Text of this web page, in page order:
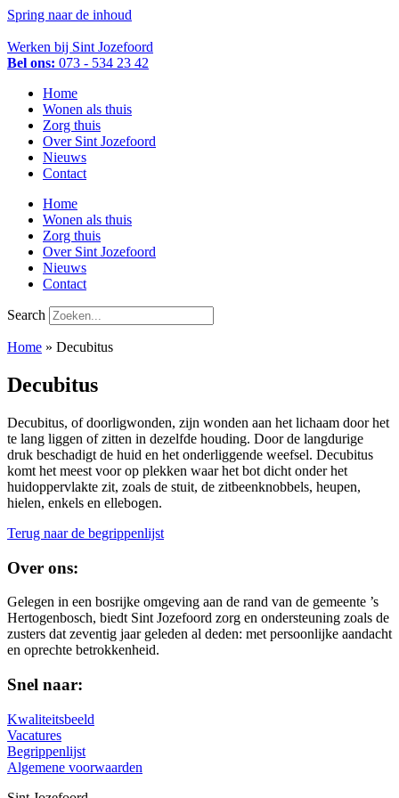
Spring naar de inhoud
Werken bij Sint Jozefoord
Bel ons: 073 - 534 23 42
Home
Wonen als thuis
Zorg thuis
Over Sint Jozefoord
Nieuws
Contact
Home
Wonen als thuis
Zorg thuis
Over Sint Jozefoord
Nieuws
Contact
Search
Home » Decubitus
Decubitus
Decubitus, of doorligwonden, zijn wonden aan het lichaam door het
te lang liggen of zitten in dezelfde houding. Door de langdurige
druk beschadigt de huid en het onderliggende weefsel. Decubitus
komt het meest voor op plekken waar het bot dicht onder het
huidoppervlakte zit, zoals de stuit, de zitbeenknobbels, heupen,
hielen, enkels en ellebogen.
Terug naar de begrippenlijst
Over ons:
Gelegen in een bosrijke omgeving aan de rand van de gemeente ’s
Hertogenbosch, biedt Sint Jozefoord zorg en ondersteuning zoals de
zusters dat zeventig jaar geleden al deden: met persoonlijke aandacht
en oprechte betrokkenheid.
Snel naar:
Kwaliteitsbeeld
Vacatures
Begrippenlijst
Algemene voorwaarden